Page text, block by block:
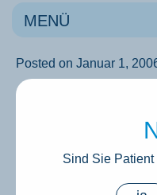
MENÜ
Posted on Januar 1,
Sind Sie